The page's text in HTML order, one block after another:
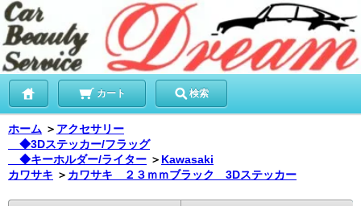
カート 検索
ホーム ＞ アクセサリー
◆3Dステッカー/フラッグ
◆キーホルダー/ライター ＞ Kawasaki
カワサキ ＞ カワサキ ２３ｍｍブラック 3Dステッカー